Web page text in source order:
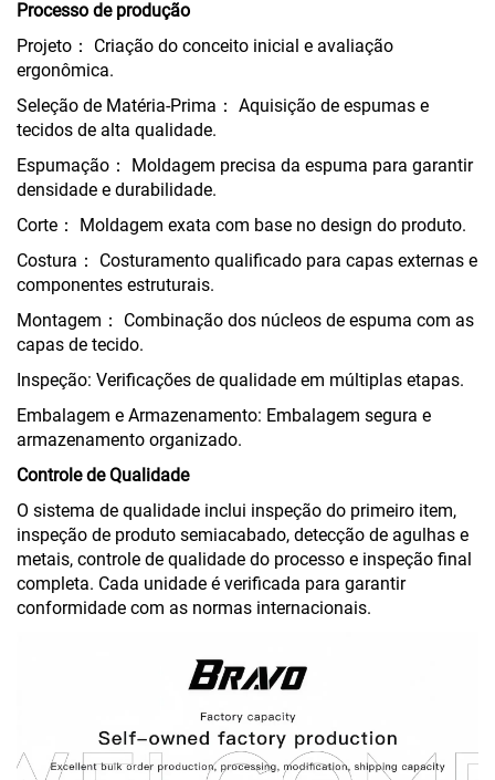
Processo de produção
Projeto： Criação do conceito inicial e avaliação
ergonômica.
Seleção de Matéria-Prima： Aquisição de espumas e
tecidos de alta qualidade.
Espumação： Moldagem precisa da espuma para garantir
densidade e durabilidade.
Corte： Moldagem exata com base no design do produto.
Costura： Costuramento qualificado para capas externas e
componentes estruturais.
Montagem： Combinação dos núcleos de espuma com as
capas de tecido.
Inspeção: Verificações de qualidade em múltiplas etapas.
Embalagem e Armazenamento: Embalagem segura e
armazenamento organizado.
Controle de Qualidade
O sistema de qualidade inclui inspeção do primeiro item,
inspeção de produto semiacabado, detecção de agulhas e
metais, controle de qualidade do processo e inspeção final
completa. Cada unidade é verificada para garantir
conformidade com as normas internacionais.